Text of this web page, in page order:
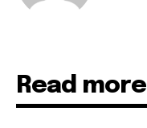
Read more